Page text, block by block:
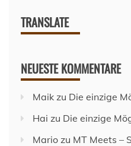
TRANSLATE
NEUESTE KOMMENTARE
Maik zu Die einzige
Hai zu Die einzige
Mario zu MT Meets –